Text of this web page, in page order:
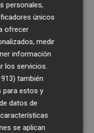
unas800
era la
instalaciones
. Estas se
S-4 del
corredor
de la operación,
personales,
únicos
ofrecer
medir
información
los servicios.
también
para estos y
datos de
se aplican